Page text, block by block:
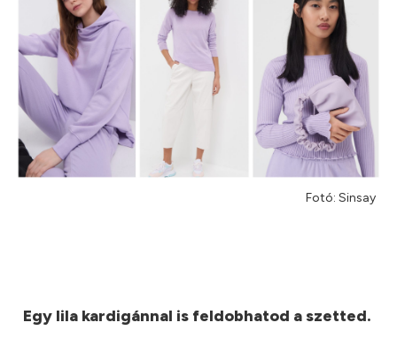
Fotó: Sinsay
Egy lila kardigánnal is feldobhatod a szetted.